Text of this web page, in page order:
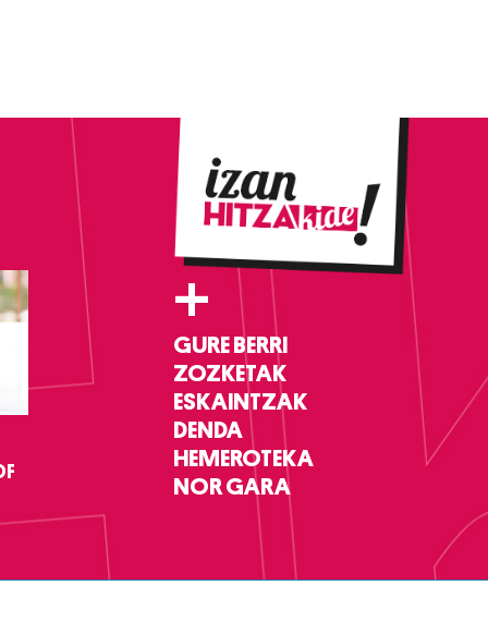
+
GURE BERRI
ZOZKETAK
ESKAINTZAK
DENDA
HEMEROTEKA
NOR GARA